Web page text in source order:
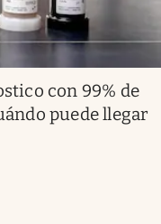
con 99% de
puede llegar